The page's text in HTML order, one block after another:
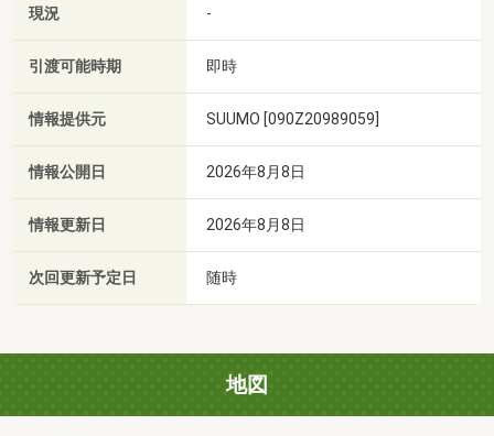
現況 -
引渡可能時期 即時
情報提供元 SUUMO [090Z20989059]
情報公開日 2026年8月8日
情報更新日 2026年8月8日
次回更新予定日 随時
地図